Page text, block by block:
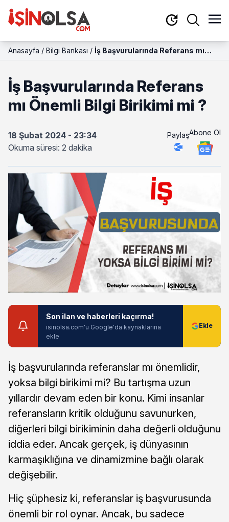
Anasayfa / Bilgi Bankası / İş Başvurularında Referans mı
İş Başvurularında Referans
mı Önemli Bilgi Birikimi mi ?
18 Şubat 2024 - 23:34
Okuma süresi: 2 dakika
PaylaşAbone Ol
Son ilan ve haberleri kaçırma!
isinolsa.com'u Google'da kaynaklarına
ekle
İş başvurularında referanslar mı önemlidir,
yoksa bilgi birikimi mi? Bu tartışma uzun
yıllardır devam eden bir konu. Kimi insanlar
referansların kritik olduğunu savunurken,
diğerleri bilgi birikiminin daha değerli olduğunu
iddia eder. Ancak gerçek, iş dünyasının
karmaşıklığına ve dinamizmine bağlı olarak
değişebilir.
Hiç şüphesiz ki, referanslar iş başvurusunda
önemli bir rol oynar. Ancak, bu sadece